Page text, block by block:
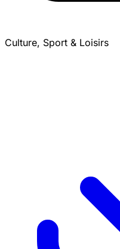
Culture, Sport & Loisirs